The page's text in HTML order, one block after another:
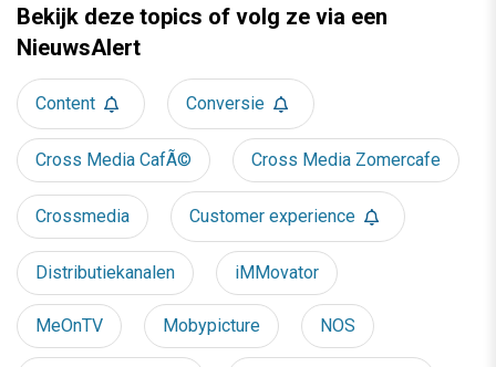
Bekijk deze topics of volg ze via een
NieuwsAlert
Content Conversie
Cross Media CafÃ© Cross Media Zomercafe
Crossmedia Customer experience
Distributiekanalen iMMovator
MeOnTV Mobypicture NOS